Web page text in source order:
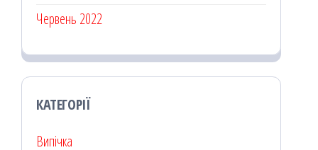
Червень 2022
КАТЕГОРІЇ
Випічка